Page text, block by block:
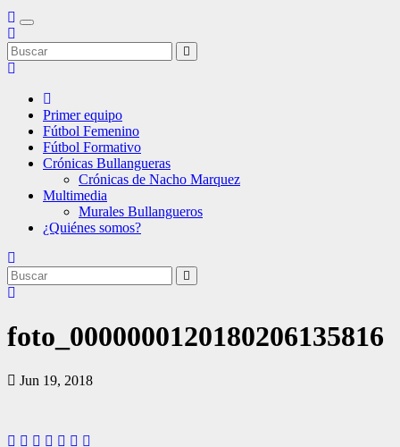
Primer equipo
Fútbol Femenino
Fútbol Formativo
Crónicas Bullangueras
Crónicas de Nacho Marquez
Multimedia
Murales Bullangueros
¿Quiénes somos?
foto_0000000120180206135816
Jun 19, 2018